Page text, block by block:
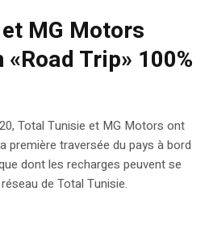
MG Motors
Trip» 100%
Total Tunisie et MG Motors ont
première traversée du pays à bord
dont les recharges peuvent se
de Total Tunisie.